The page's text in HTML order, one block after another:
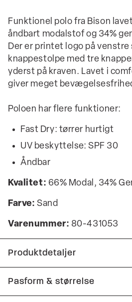
Funktionel polo fra Bison
åndbart modalstof og 34%
Der er printet logo på
knappestolpe med tre
yderst på kraven. Lavet i
giver meget
Poloen har flere funktioner:
Fast Dry: tørrer hurtigt
UV beskyttelse: SPF 30
Åndbar
Kvalitet: 66% Modal, 34%
Farve: Sand
Varenummer: 80-431053
Produktdetaljer
Fast Dry teknologi.
Knappestolpe med tre
Pasform & størrelse